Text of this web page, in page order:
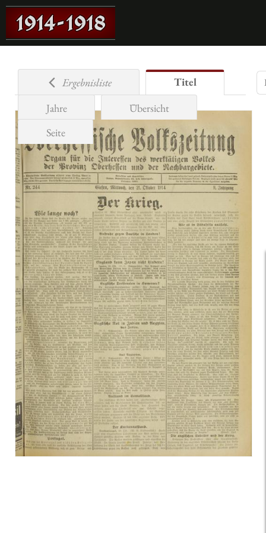
Ergebnisliste
Titel
Jahre
Übersicht
Seite